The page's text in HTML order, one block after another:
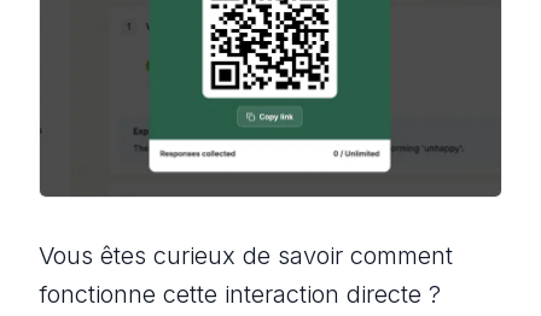
Vous êtes curieux de savoir comment
fonctionne cette interaction directe ?